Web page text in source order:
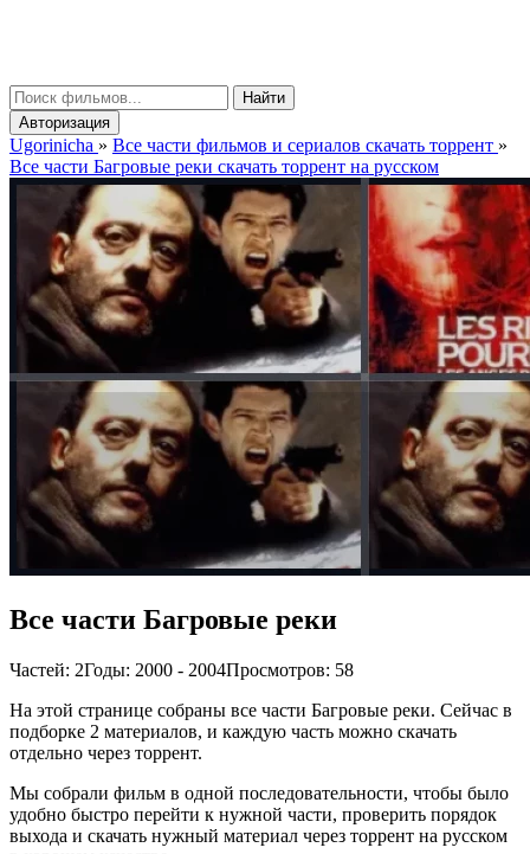
Найти
Авторизация
Ugorinicha » Все части фильмов и сериалов скачать торрент »
Все части Багровые реки скачать торрент на русском
Все части Багровые реки
Частей: 2Годы: 2000 - 2004Просмотров: 58
На этой странице собраны все части Багровые реки. Сейчас в
подборке 2 материалов, и каждую часть можно скачать
отдельно через торрент.
Мы собрали фильм в одной последовательности, чтобы было
удобно быстро перейти к нужной части, проверить порядок
выхода и скачать нужный материал через торрент на русском